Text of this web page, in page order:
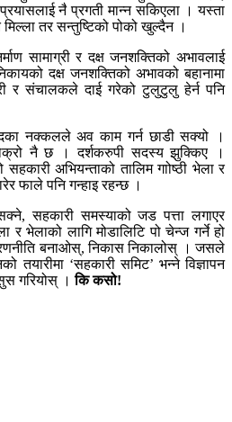
नै प्रगती मान्न सकिएला । यस्ता
मिल्ला तर सन्तुष्टिको पोको खुल्दैन ।
सामाग्री र दक्ष जनशक्तिको अभावलाई
दक्ष जनशक्तिको अभावको बहानामा
र संचालकले दाई गरेको टुलुटुलु हेर्न पनि
नक्कलले अव काम गर्न छाडी सक्यो ।
नै छ । दर्शकरुपी सदस्य झुक्किए ।
अभियन्ताको तालिम गाोष्ठी भेला र
फाले पनि गन्हाइ रहन्छ ।
सहकारी समस्याको जड पत्ता लगाएर
भेलाको लागि मोडालिटि पो चेन्ज गर्ने हो
बनाओस्, निकास निकालोस् । जसले
तयारीमा ‘सहकारी समिट’ भन्ने विज्ञापन
गरियोस् ।कि कसो!